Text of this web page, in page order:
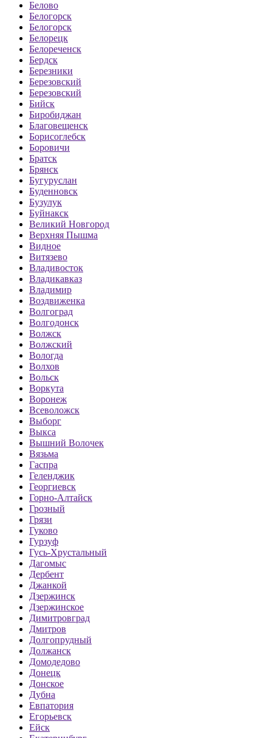
Белово
Белогорск
Белогорск
Белорецк
Белореченск
Бердск
Березники
Березовский
Березовский
Бийск
Биробиджан
Благовещенск
Борисоглебск
Боровичи
Братск
Брянск
Бугуруслан
Буденновск
Бузулук
Буйнакск
Великий Новгород
Верхняя Пышма
Видное
Витязево
Владивосток
Владикавказ
Владимир
Воздвиженка
Волгоград
Волгодонск
Волжск
Волжский
Вологда
Волхов
Вольск
Воркута
Воронеж
Всеволожск
Выборг
Выкса
Вышний Волочек
Вязьма
Гаспра
Геленджик
Георгиевск
Горно-Алтайск
Грозный
Грязи
Гуково
Гурзуф
Гусь-Хрустальный
Дагомыс
Дербент
Джанкой
Дзержинск
Дзержинское
Димитровград
Дмитров
Долгопрудный
Должанск
Домодедово
Донецк
Донское
Дубна
Евпатория
Егорьевск
Ейск